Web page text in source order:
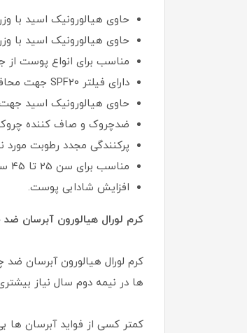
حاوی هیالورونیک اسید با
حاوی هیالورونیک اسید با
مناسب برای انواع پوست
دارای فیلتر SPF20 جهت محافظت در برابر پرتوی آفتاب.
حاوی هیالورونیک اسید
ضدچروک و صاف کننده
پرکنندگی مجدد رطوبت مورد
مناسب برای سن 25 تا 45 سال.
افزایش شادابی پوست.
کرم لورال هیالورون آبرسان
کرم لورال هیالورون آبرسان
ها در نیمه دوم سال نیاز
کمتر کسی از فواید آبرسان ها